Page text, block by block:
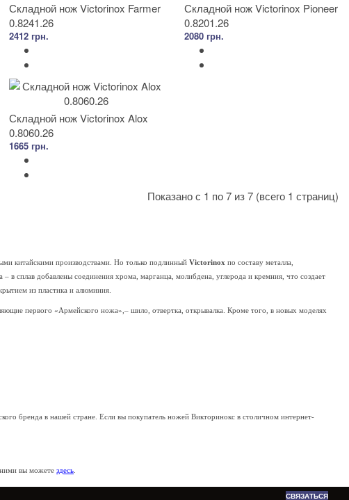
Складной нож Victorinox Farmer
0.8241.26
2412 грн.
Складной нож Victorinox Pioneer
0.8201.26
2080 грн.
Складной нож Victorinox Alox
0.8060.26
1665 грн.
Показано с 1 по 7 из 7 (всего 1 страниц)
китайскими производствами. Но только подлинный Victorinox по составу металла,
в сплав добавлены соединения хрома, марганца, молибдена, углерода и кремния, что создает
из пластика и алюминия.
первого «Армейского ножа»,– шило, отвертка, открывалка. Кроме того, в новых моделях
бренда в нашей стране. Если вы покупатель ножей Викторинокс в столичном интернет-
ними вы можете здесь
СВЯЗАТЬСЯ